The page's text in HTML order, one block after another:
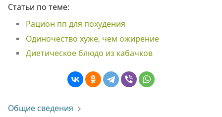
Статьи по теме:
Рацион пп для похудения
Одиночество хуже, чем ожирение
Диетическое блюдо из кабачков
Общие сведения